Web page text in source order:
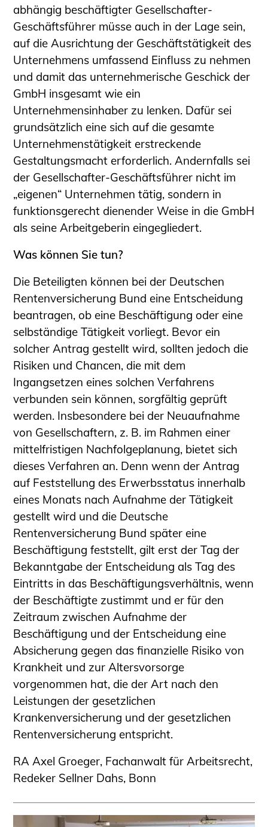
abhängig beschäftigter Gesellschafter-
Geschäftsführer müsse auch in der Lage sein,
auf die Ausrichtung der Geschäftstätigkeit des
Unternehmens umfassend Einfluss zu nehmen
und damit das unternehmerische Geschick der
GmbH insgesamt wie ein
Unternehmensinhaber zu lenken. Dafür sei
grundsätzlich eine sich auf die gesamte
Unternehmenstätigkeit erstreckende
Gestaltungsmacht erforderlich. Andernfalls sei
der Gesellschafter-Geschäftsführer nicht im
„eigenen“ Unternehmen tätig, sondern in
funktionsgerecht dienender Weise in die GmbH
als seine Arbeitgeberin eingegliedert.
Was können Sie tun?
Die Beteiligten können bei der Deutschen
Rentenversicherung Bund eine Entscheidung
beantragen, ob eine Beschäftigung oder eine
selbständige Tätigkeit vorliegt. Bevor ein
solcher Antrag gestellt wird, sollten jedoch die
Risiken und Chancen, die mit dem
Ingangsetzen eines solchen Verfahrens
verbunden sein können, sorgfältig geprüft
werden. Insbesondere bei der Neuaufnahme
von Gesellschaftern, z. B. im Rahmen einer
mittelfristigen Nachfolgeplanung, bietet sich
dieses Verfahren an. Denn wenn der Antrag
auf Feststellung des Erwerbsstatus innerhalb
eines Monats nach Aufnahme der Tätigkeit
gestellt wird und die Deutsche
Rentenversicherung Bund später eine
Beschäftigung feststellt, gilt erst der Tag der
Bekanntgabe der Entscheidung als Tag des
Eintritts in das Beschäftigungsverhältnis, wenn
der Beschäftigte zustimmt und er für den
Zeitraum zwischen Aufnahme der
Beschäftigung und der Entscheidung eine
Absicherung gegen das finanzielle Risiko von
Krankheit und zur Altersvorsorge
vorgenommen hat, die der Art nach den
Leistungen der gesetzlichen
Krankenversicherung und der gesetzlichen
Rentenversicherung entspricht.
RA Axel Groeger, Fachanwalt für Arbeitsrecht,
Redeker Sellner Dahs, Bonn